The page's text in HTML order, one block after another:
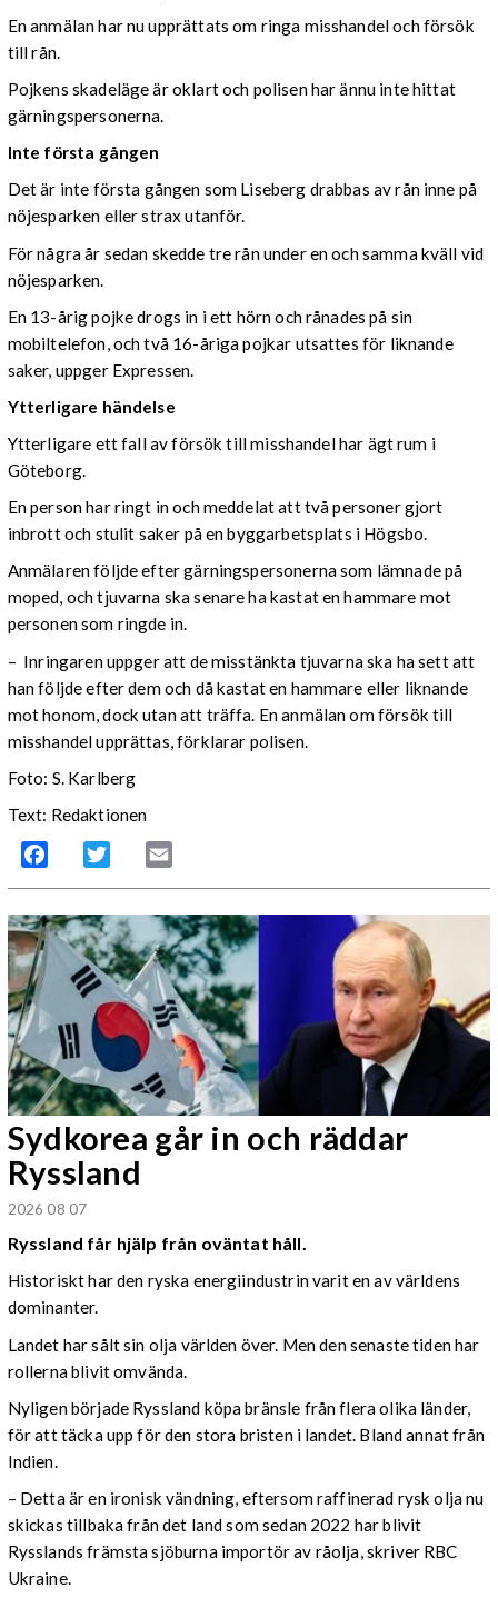
En anmälan har nu upprättats om ringa misshandel och försök
till rån.
Pojkens skadeläge är oklart och polisen har ännu inte hittat
gärningspersonerna.
Inte första gången
Det är inte första gången som Liseberg drabbas av rån inne på
nöjesparken eller strax utanför.
För några år sedan skedde tre rån under en och samma kväll vid
nöjesparken.
En 13-årig pojke drogs in i ett hörn och rånades på sin
mobiltelefon, och två 16-åriga pojkar utsattes för liknande
saker, uppger Expressen.
Ytterligare händelse
Ytterligare ett fall av försök till misshandel har ägt rum i
Göteborg.
En person har ringt in och meddelat att två personer gjort
inbrott och stulit saker på en byggarbetsplats i Högsbo.
Anmälaren följde efter gärningspersonerna som lämnade på
moped, och tjuvarna ska senare ha kastat en hammare mot
personen som ringde in.
– Inringaren uppger att de misstänkta tjuvarna ska ha sett att
han följde efter dem och då kastat en hammare eller liknande
mot honom, dock utan att träffa. En anmälan om försök till
misshandel upprättas, förklarar polisen.
Foto: S. Karlberg
Text: Redaktionen
Facebook Twitter
Sydkorea går in och räddar
Ryssland
2026 08 07
Ryssland får hjälp från oväntat håll.
Historiskt har den ryska energiindustrin varit en av världens
dominanter.
Landet har sålt sin olja världen över. Men den senaste tiden har
rollerna blivit omvända.
Nyligen började Ryssland köpa bränsle från flera olika länder,
för att täcka upp för den stora bristen i landet. Bland annat från
Indien.
– Detta är en ironisk vändning, eftersom raffinerad rysk olja nu
skickas tillbaka från det land som sedan 2022 har blivit
Rysslands främsta sjöburna importör av råolja, skriver RBC
Ukraine.